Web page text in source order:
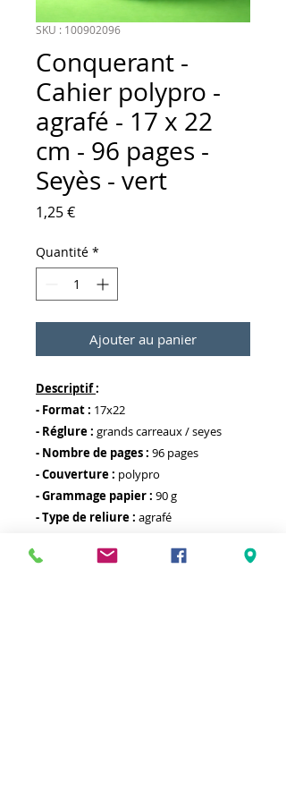
SKU : 100902096
Conquerant -
Cahier polypro -
agrafé - 17 x 22
cm - 96 pages -
Seyès - vert
1,25 €Prix
Quantité *
Ajouter au panier
Descriptif:
- Format : 17x22
- Réglure : grands carreaux / seyes
- Nombre de pages : 96 pages
- Couverture : polypro
- Grammage papier : 90 g
- Type de reliure : agrafé